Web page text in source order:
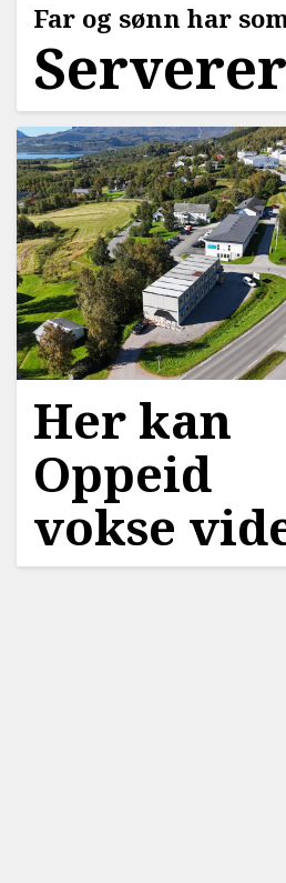
Far og sønn har
Her kan
Oppeid
vokse